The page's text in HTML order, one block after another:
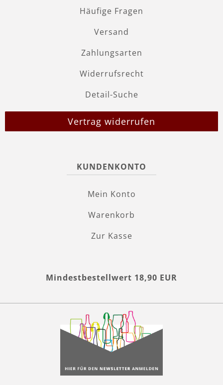
Häufige Fragen
Versand
Zahlungsarten
Widerrufsrecht
Detail-Suche
Vertrag widerrufen
KUNDENKONTO
Mein Konto
Warenkorb
Zur Kasse
Mindestbestellwert 18,90 EUR